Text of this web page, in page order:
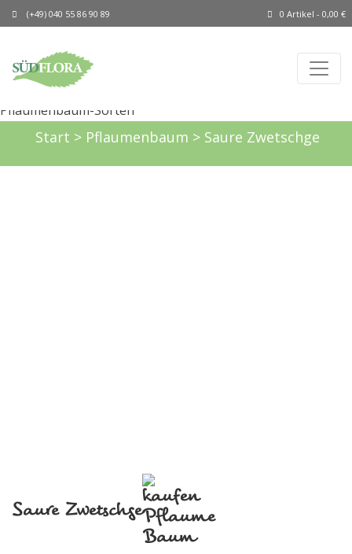
(+49) 040 55 86 90 89 0 Artikel - 0,00 €
Start > Pflaumenbaum > Saure Zwetschge
Saure Zwetschge